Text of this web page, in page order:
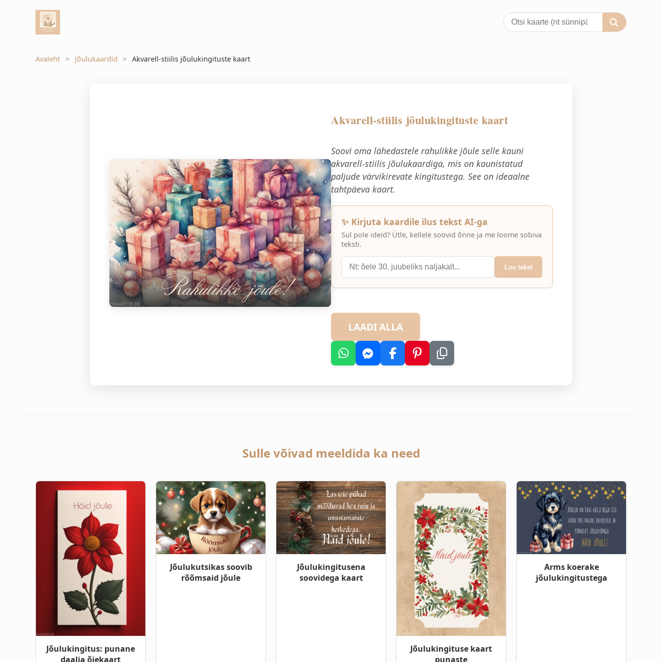
Avaleht Jõulukaardid Akvarell-stiilis jõulukingituste kaart
Akvarell-stiilis jõulukingituste kaart
Soovi oma lähedastele rahulikke jõule selle kauni
akvarell-stiilis jõulukaardiga, mis on kaunistatud
paljude värvikirevate kingitustega. See on ideaalne
tahtpäeva kaart.
✨ Kirjuta kaardile ilus tekst AI-ga
Sul pole ideid? Ütle, kellele soovid õnne ja me loome sobiva
teksti.
Loo tekst
LAADI ALLA
Sulle võivad meeldida ka need
Jõulukingitus: punane
daalia õiekaart
Jõulukutsikas soovib
rõõmsaid jõule
Jõulukingitusena
soovidega kaart
Jõulukingituse kaart
punaste
Arms koerake
jõulukingitustega